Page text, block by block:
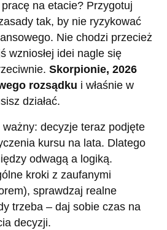
na etacie? Przygotuj
tak, by nie ryzykować
Nie chodzi przecież
wzniosłej idei nagle się
Skorpionie, 2026
rozsądku i właśnie w
działać.
decyzje teraz podjęte
kursu na lata. Dlatego
odwagą a logiką.
kroki z zaufanymi
sprawdzaj realne
trzeba – daj sobie czas na
decyzji.